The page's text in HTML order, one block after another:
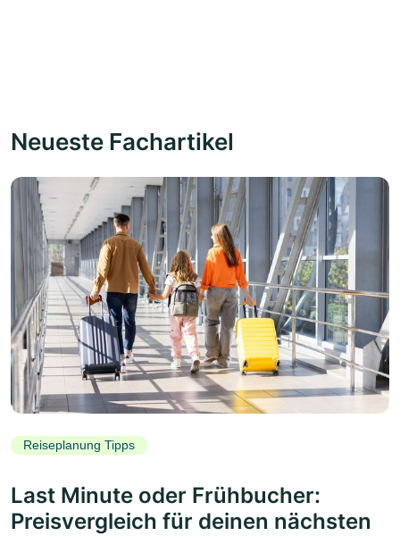
Neueste Fachartikel
Reiseplanung Tipps
Last Minute oder Frühbucher:
Preisvergleich für deinen nächsten